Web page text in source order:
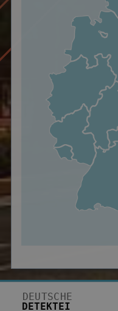
DEUTSCHE
DETEKTEI